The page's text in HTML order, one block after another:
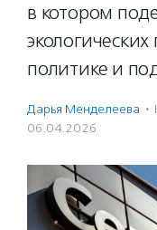
в котором
политике и
Дарья Менделеева ·
06.04.2026